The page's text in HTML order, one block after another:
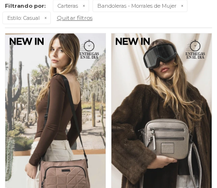
Filtrando por: Carteras
Bandoleras - Morrales de Mujer
Estilo: Casual Quitar filtros